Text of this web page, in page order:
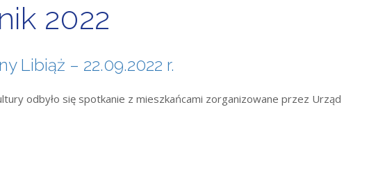
2022
Libiąż – 22.09.2022 r.
odbyło się spotkanie z mieszkańcami zorganizowane przez Urząd